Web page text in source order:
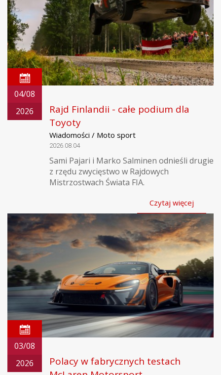
04/08
2026
Rajd Finlandii - całe podium dla
Toyoty
Wiadomości / Moto sport
2026.08.04
Sami Pajari i Marko Salminen odnieśli drugie
z rzędu zwycięstwo w Rajdowych
Mistrzostwach Świata FIA.
Czytaj więcej
03/08
2026
Polacy w fabrycznych testach